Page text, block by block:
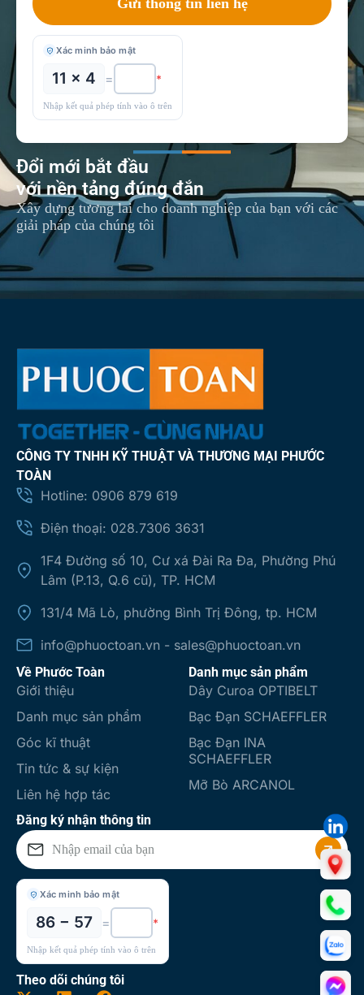
Xác minh bảo mật
11 × 4 = *
Nhập kết quả phép tính vào ô trên
Đổi mới bắt đầu
với nền tảng đúng đắn
Xây dựng tương lai cho doanh nghiệp của bạn với các
giải pháp của chúng tôi
CÔNG TY TNHH KỸ THUẬT VÀ THƯƠNG MẠI PHƯỚC
TOÀN
Hotline: 0906 879 619
Điện thoại: 028.7306 3631
1F4 Đường số 10, Cư xá Đài Ra Đa, Phường Phú
Lâm (P.13, Q.6 cũ), TP. HCM
131/4 Mã Lò, phường Bình Trị Đông, tp. HCM
info@phuoctoan.vn - sales@phuoctoan.vn
Về Phước Toàn
Giới thiệu
Danh mục sản phẩm
Góc kĩ thuật
Tin tức & sự kiện
Liên hệ hợp tác
Danh mục sản phẩm
Dây Curoa OPTIBELT
Bạc Đạn SCHAEFFLER
Bạc Đạn INA
SCHAEFFLER
Mỡ Bò ARCANOL
Đăng ký nhận thông tin
Xác minh bảo mật
86 − 57 = *
Nhập kết quả phép tính vào ô trên
Theo dõi chúng tôi